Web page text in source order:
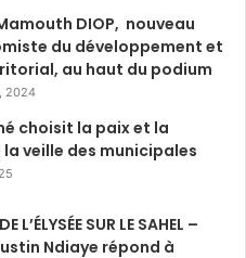
DIOP, nouveau
du développement et
au haut du podium
2024
choisit la paix et la
veille des municipales
L’ÉLYSÉE SUR LE SAHEL –
Ndiaye répond à